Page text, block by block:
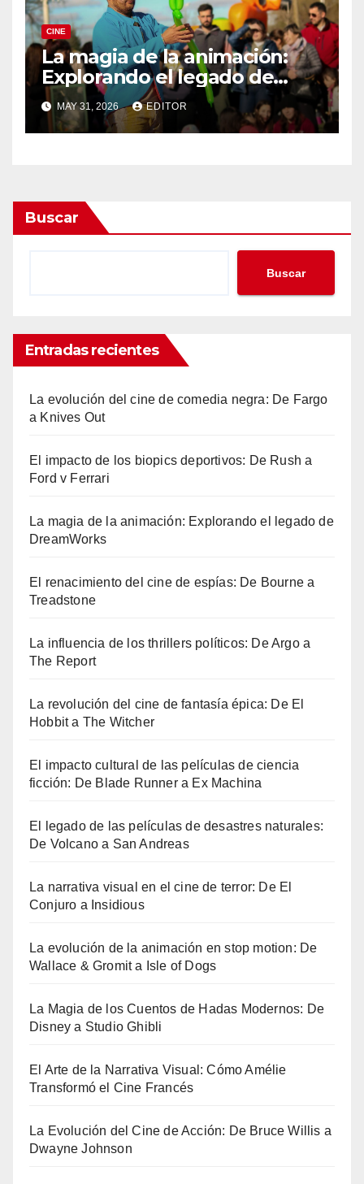
CINE
La magia de la animación:
Explorando el legado de
DreamWorks
MAY 31, 2026 EDITOR
Buscar
Buscar
Entradas recientes
La evolución del cine de comedia negra: De Fargo
a Knives Out
El impacto de los biopics deportivos: De Rush a
Ford v Ferrari
La magia de la animación: Explorando el legado de
DreamWorks
El renacimiento del cine de espías: De Bourne a
Treadstone
La influencia de los thrillers políticos: De Argo a
The Report
La revolución del cine de fantasía épica: De El
Hobbit a The Witcher
El impacto cultural de las películas de ciencia
ficción: De Blade Runner a Ex Machina
El legado de las películas de desastres naturales:
De Volcano a San Andreas
La narrativa visual en el cine de terror: De El
Conjuro a Insidious
La evolución de la animación en stop motion: De
Wallace & Gromit a Isle of Dogs
La Magia de los Cuentos de Hadas Modernos: De
Disney a Studio Ghibli
El Arte de la Narrativa Visual: Cómo Amélie
Transformó el Cine Francés
La Evolución del Cine de Acción: De Bruce Willis a
Dwayne Johnson